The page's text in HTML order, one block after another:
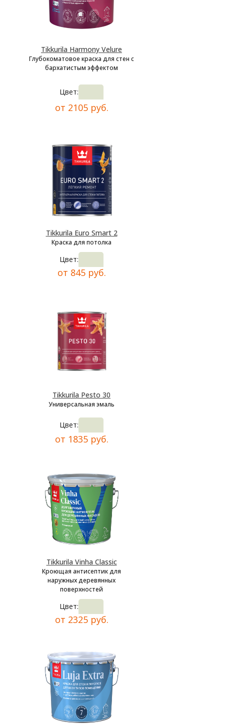
Tikkurila Harmony Velure
Глубокоматовое краска для стен с
бархатистым эффектом
Цвет:
от 2105 руб.
Tikkurila Euro Smart 2
Краска для потолка
Цвет:
от 845 руб.
Tikkurila Pesto 30
Универсальная эмаль
Цвет:
от 1835 руб.
Tikkurila Vinha Classic
Кроющая антисептик для
наружных деревянных
поверхностей
Цвет:
от 2325 руб.